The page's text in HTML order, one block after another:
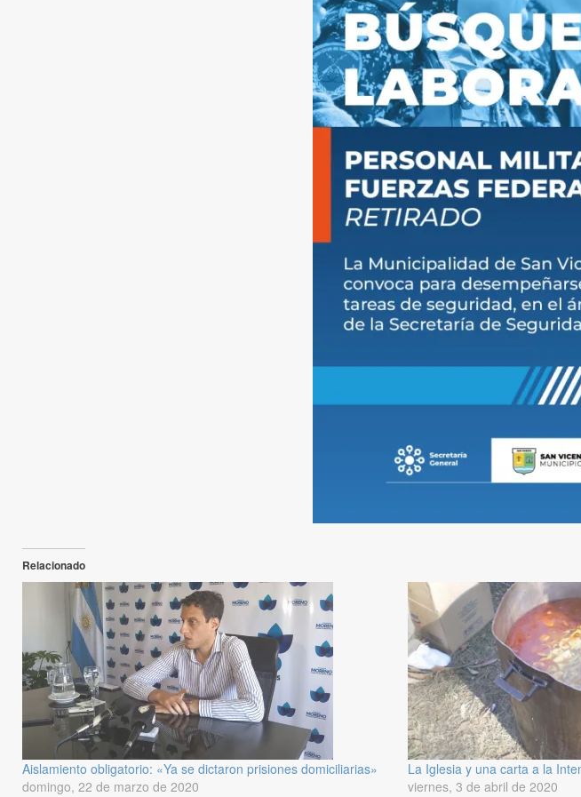
Relacionado
Aislamiento obligatorio: «Ya se dictaron prisiones domiciliarias»
domingo, 22 de marzo de 2020
La Iglesia y una carta a la
viernes, 3 de abril de 2020